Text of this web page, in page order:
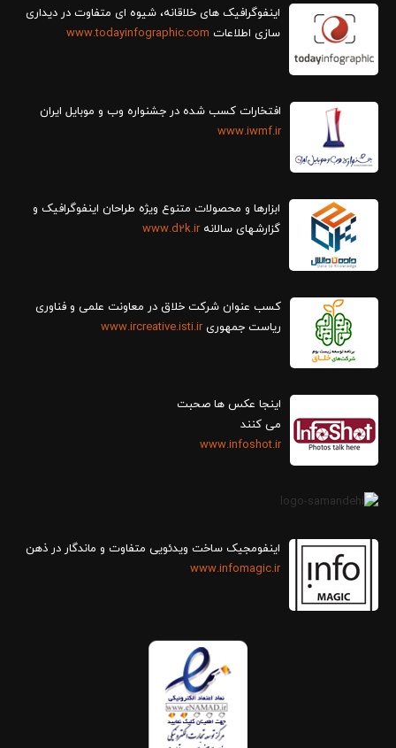
سازی اطلاعات www.todayinfographic.com
افتخارات کسب شده در جشنواره وب و موبایل ایران
www.iwmf.ir
ابزارها و محصولات متنوع ویژه طراحان اینفوگرافیک و
گزارش‎های سالانه
www.d2k.ir
کسب عنوان شرکت خلاق در معاونت علمی و فناوری
ریاست جمهوریwww.ircreative.isti.ir
اینجا عکس ها صحبت
می کنند
www.infoshot.ir
اینفومجیک ساخت ویدئویی متفاوت و ماندگار در ذهن
www.infomagic.ir